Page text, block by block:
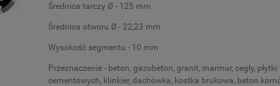
Średnica tarczy Ø - 125 mm
Średnica otworu Ø - 22,23 mm
Wysokość segmentu - 10 mm
Przeznaczenie - beton, gazobeton, granit, marmur, cegły, płytki
cementowych, klinkier, dachówka, kostka brukowa, beton